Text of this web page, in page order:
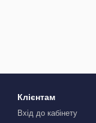
Клієнтам
Вхід до кабінету